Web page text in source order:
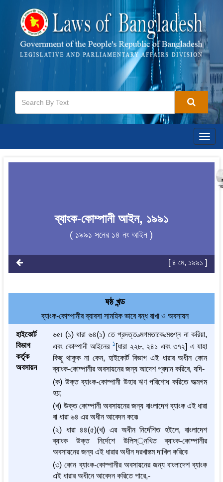
ব্যাংক-কোম্পানী আইন, ১৯৯১
( ১৯৯১ সনের ১৪ নং আইন )
[ ৪ মে, ১৯৯১ ]
ষষ্ঠ খন্ড
ব্যাংক-কোম্পানীর ব্যাবসা সাময়িক ভাবে বন্ধ রাখা ও অবসায়ন
হাইকোর্ট
বিভাগ
কর্তৃক
অবসায়ন
৬৫৷ (১) ধারা ৬৪(১) তে প্রদত্ত ত্মগমতাকে ত্মগুণ্ন না করিয়া,
এবং কোম্পানী আইনের 1[ধারা ২২৮, ২৪১ এবং ৩৭২] এ যাহা
কিছু থাকুক না কেন, হাইকোর্ট বিভাগ এই ধারার অধীন কোন
ব্যাংক-কোম্পানীর অবসায়নের জন্য আদেশ প্রদান করিবে, যদি-
(ক) উক্ত ব্যাংক-কোম্পানী উহার ঋণ পরিশোধ করিতে অত্মগম
হয়;
(খ) উক্ত কোম্পানী অবসায়নের জন্য বাংলাদেশ ব্যাংক এই ধারা
বা ধারা ৬৪ এর অধীন আবেদন করে৷
(২) ধারা ৪৪(৫)(খ) এর অধীন নির্দেশিত হইলে, বাংলাদেশ
ব্যাংক উক্ত নির্দেশে উলিস্্নখিত ব্যাংক-কোম্পানীর
অবসায়নের জন্য এই ধারার অধীন দরখাস্ত্ম দাখিল করিবে৷
(৩) কোন ব্যাংক-কোম্পানীর অবসায়নের জন্য বাংলাদেশ ব্যাংক
এই ধারার অধীনে আবেদন করিতে পারে,-